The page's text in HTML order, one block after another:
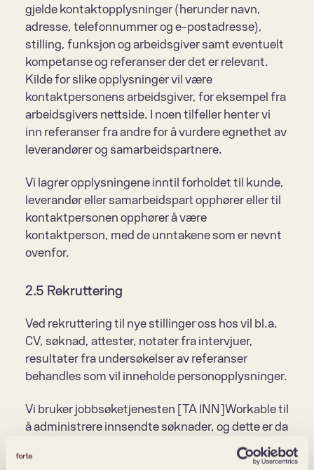
gjelde kontaktopplysninger (herunder navn,
adresse, telefonnummer og e-postadresse),
stilling, funksjon og arbeidsgiver samt eventuelt
kompetanse og referanser der det er relevant.
Kilde for slike opplysninger vil være
kontaktpersonens arbeidsgiver, for eksempel fra
arbeidsgivers nettside. I noen tilfeller henter vi
inn referanser fra andre for å vurdere egnethet av
leverandører og samarbeidspartnere.
Vi lagrer opplysningene inntil forholdet til kunde,
leverandør eller samarbeidspart opphører eller til
kontaktpersonen opphører å være
kontaktperson, med de unntakene som er nevnt
ovenfor.
2.5 Rekruttering
Ved rekruttering til nye stillinger oss hos vil bl.a.
CV, søknad, attester, notater fra intervjuer,
resultater fra undersøkelser av referanser
behandles som vil inneholde personopplysninger.
Vi bruker jobbsøketjenesten [TA INN]Workable til
å administrere innsendte søknader, og dette er da
vår databehandler. Registrerer du deg hos
jobbsøketjenesten med egen profil, vil tjenesten